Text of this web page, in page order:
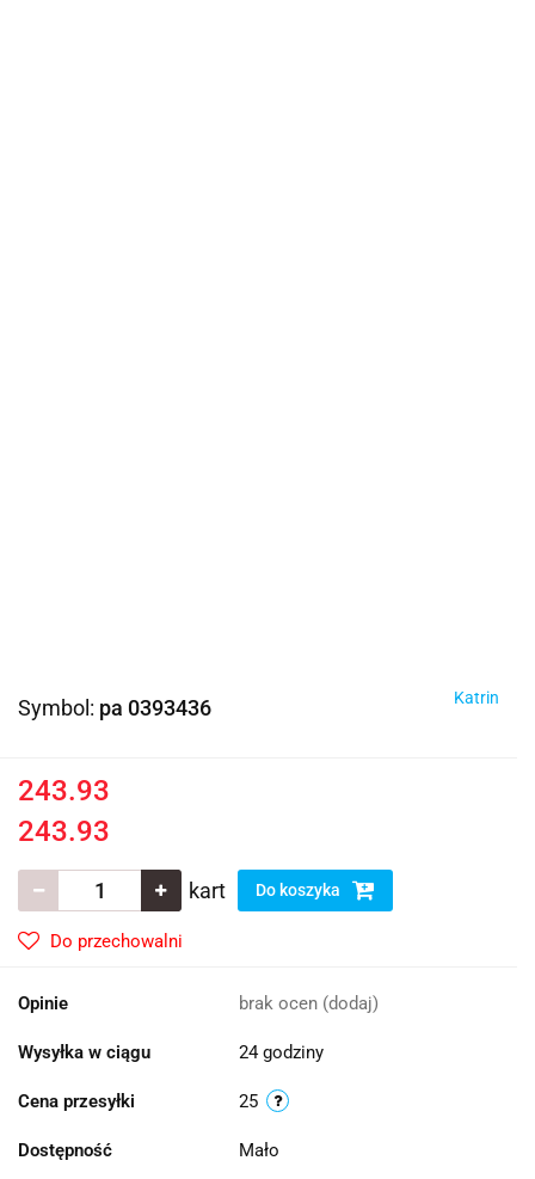
Symbol: pa 0393436 Katrin
243.93
243.93
kart Do koszyka
Do przechowalni
Opinie brak ocen (dodaj)
Wysyłka w ciągu 24 godziny
Cena przesyłki 25
Dostępność Mało